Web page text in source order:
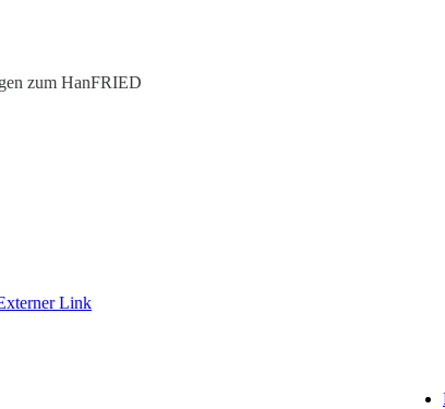
zum HanFRIED
Link